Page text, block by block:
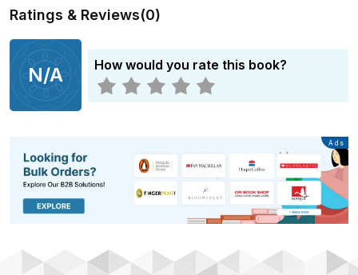
Ratings & Reviews(0)
N/A How would you rate this book?
Advertisement
Ads